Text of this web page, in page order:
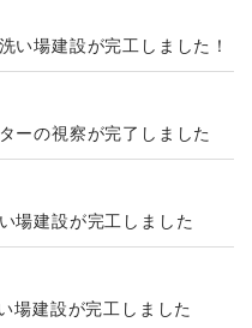
い場建設が完工しました！
ーの視察が完了しました
場建設が完工しました
場建設が完工しました